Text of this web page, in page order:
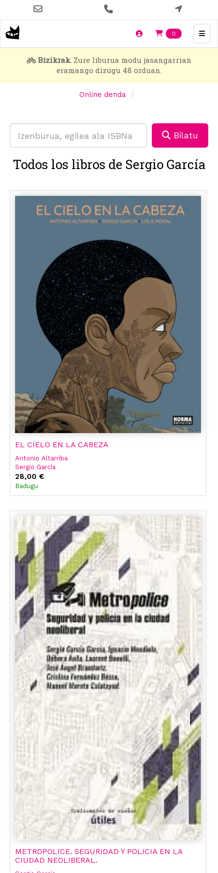
main
content
0 Items en
Bizikrak.Zure liburua modu jasangarrian
eramango dizugu 48 orduan.
Online denda
Bilatu
Todos los libros de Sergio García
EL CIELO EN LA CABEZA
Antonio Altarriba
Sergio García
Lola Moral
28,00 €
Badugu
METROPOLICE. SEGURIDAD Y POLICIA EN LA
CIUDAD NEOLIBERAL.